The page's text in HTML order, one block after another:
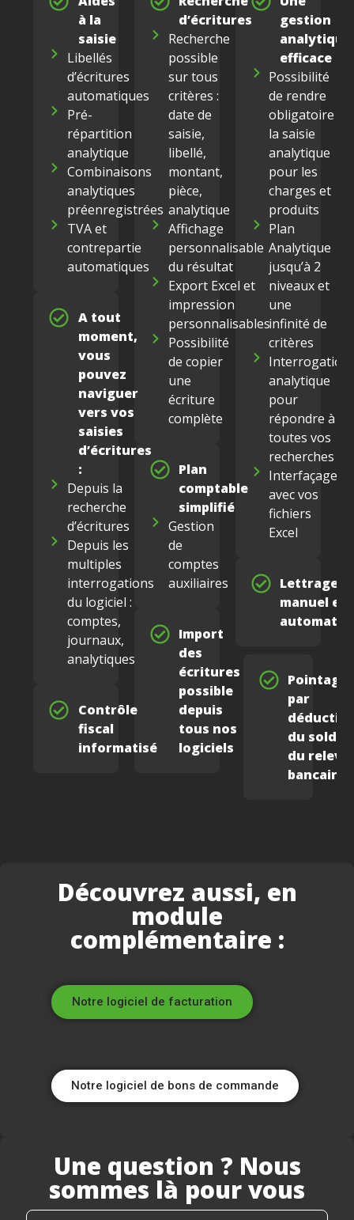
à la
saisie
Libellés
d’écritures
automatiques
Pré-
répartition
analytique
Combinaisons
analytiques
préenregistrées
TVA et
contrepartie
automatiques
A tout
moment,
vous
pouvez
naviguer
vers vos
saisies
d’écritures
:
Depuis la
recherche
d’écritures
Depuis les
multiples
interrogations
du logiciel :
comptes,
journaux,
analytiques
Contrôle
fiscal
informatisé
d’écritures
Recherche
possible
sur tous
critères :
date de
saisie,
libellé,
montant,
pièce,
analytique
Affichage
personnalisable
du résultat
Export Excel et
impression
personnalisables
Possibilité
de copier
une
écriture
complète
Plan
comptable
simplifié
Gestion
de
comptes
auxiliaires
Import
des
écritures
possible
depuis
tous nos
logiciels
gestion
analytique
efficace
Possibilité
de rendre
obligatoire
la saisie
analytique
pour les
charges et
produits
Plan
Analytique
jusqu’à 2
niveaux et
une
infinité de
critères
Interrogation
analytique
pour
répondre à
toutes vos
recherches
Interfaçage
avec vos
fichiers
Excel
Lettrage
manuel et
Pointage
par
du solde
du relevé
bancaire
Découvrez aussi, en
module
complémentaire :
Notre logiciel de facturation
Notre logiciel de bons de commande
Une question ? Nous
sommes là pour vous